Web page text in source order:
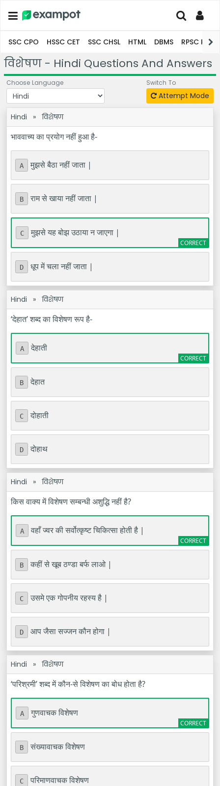
SSC CPO HSSC CET SSC CHSL HTML DBMS RPSC
विशेषण - Hindi Questions And Answers
Choose Language Switch To
Attempt Mode
Hindi » विशेषण
भाववाच्य का प्रयोग नहीं हुआ है-
A मुझसे बैठा नहीं जाता |
B राम से खाया नहीं जाता |
C मुझसे यह बोझ उठाया न जाएगा |
D धूप में चला नहीं जाता |
Hindi » विशेषण
‘देहात’ शब्द का विशेषण रूप है-
A देहाती
B देहात
C दोहाती
D दोहाथ
Hindi » विशेषण
किस वाक्य में विशेषण सम्बन्धी अशुद्धि नहीं है?
A वहाँ ज्वर की सर्वोत्कृष्ट चिकित्सा होती है |
B कहीं से खूब ठण्डा बर्फ लाओ |
C उसमे एक गोपनीय रहस्य है |
D आप जैसा सज्जन कौन होगा |
Hindi » विशेषण
‘परिश्रमी’ शब्द में कौन-से विशेषण का बोध होता है?
A गुणवाचक विशेषण
B संख्यावाचक विशेषण
C परिमाणवाचक विशेषण